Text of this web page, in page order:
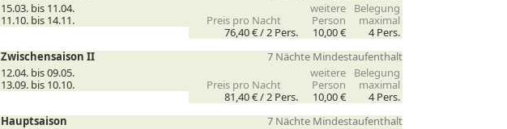
15.03. bis 11.04.
weitere
Person
Belegung
maximal
11.10. bis 14.11.
Preis pro Nacht
76,40 € /2 Pers. 10,00 €
4 Pers.
Zwischensaison II
7 Nächte Mindestaufenthalt
12.04. bis 09.05.
weitere
Person
Belegung
maximal
13.09. bis 10.10.
Preis pro Nacht
81,40 € /2 Pers. 10,00 €
4 Pers.
Hauptsaison
7 Nächte Mindestaufenthalt